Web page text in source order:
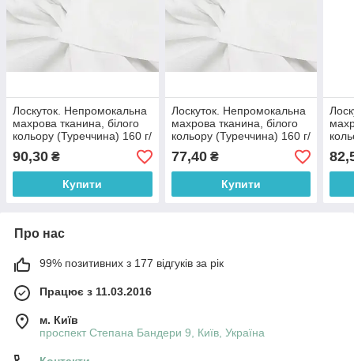
Лоскуток. Непромокальна
махрова тканина, білого
кольору (Туреччина) 160 г/
90,30 ₴
Купити
Лоскуток. Непромокальна
махрова тканина, білого
кольору (Туреччина) 160 г/
77,40₴
Купити
Про нас
99% позитивних з 177 відгуків за рік
Працює з 11.03.2016
м. Київ
проспект Степана Бандери 9, Київ, Україна